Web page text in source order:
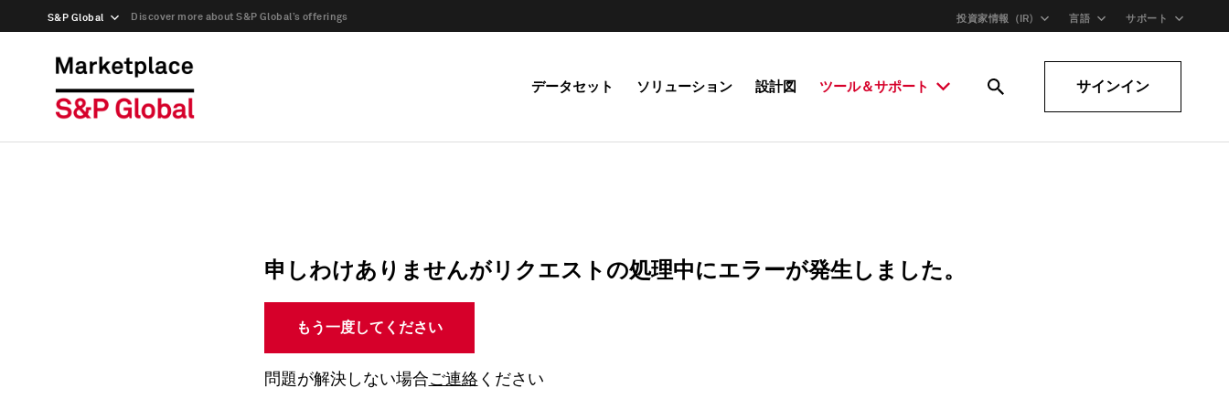
S&P Global Discover more about S&P Global’s offerings 投資家情報（IR) 言語 サポート
データセット ソリューション 設計図 ツール＆サポート サインイン
申しわけありませんがリクエストの処理中にエラーが発生しました。
もう一度してください
問題が解決しない場合ご連絡 ください